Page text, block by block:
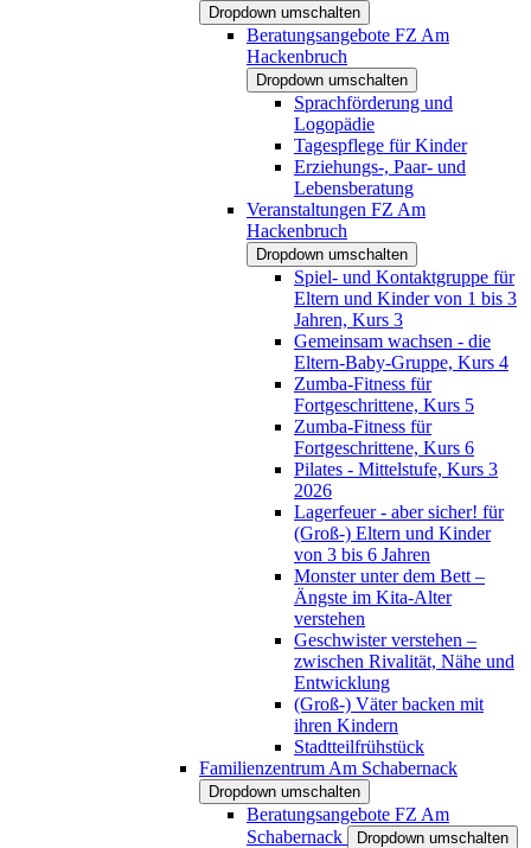
Dropdown umschalten
Beratungsangebote FZ Am
Hackenbruch
Dropdown umschalten
Sprachförderung und
Logopädie
Tagespflege für Kinder
Erziehungs-, Paar- und
Lebensberatung
Veranstaltungen FZ Am
Hackenbruch
Dropdown umschalten
Spiel- und Kontaktgruppe für
Eltern und Kinder von 1 bis 3
Jahren, Kurs 3
Gemeinsam wachsen - die
Eltern-Baby-Gruppe, Kurs 4
Zumba-Fitness für
Fortgeschrittene, Kurs 5
Zumba-Fitness für
Fortgeschrittene, Kurs 6
Pilates - Mittelstufe, Kurs 3
2026
Lagerfeuer - aber sicher! für
(Groß-) Eltern und Kinder
von 3 bis 6 Jahren
Monster unter dem Bett –
Ängste im Kita-Alter
verstehen
Geschwister verstehen –
zwischen Rivalität, Nähe und
Entwicklung
(Groß-) Väter backen mit
ihren Kindern
Stadtteilfrühstück
Familienzentrum Am Schabernack
Dropdown umschalten
Beratungsangebote FZ Am
Schabernack
Dropdown umschalten